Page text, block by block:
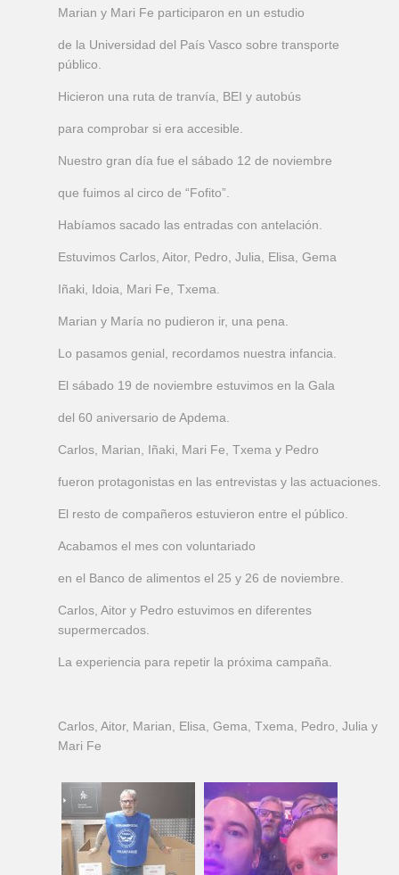
Marian y Mari Fe participaron en un estudio
de la Universidad del País Vasco sobre transporte
público.
Hicieron una ruta de tranvía, BEI y autobús
para comprobar si era accesible.
Nuestro gran día fue el sábado 12 de noviembre
que fuimos al circo de “Fofito”.
Habíamos sacado las entradas con antelación.
Estuvimos Carlos, Aitor, Pedro, Julia, Elisa, Gema
Iñaki, Idoia, Mari Fe, Txema.
Marian y María no pudieron ir, una pena.
Lo pasamos genial, recordamos nuestra infancia.
El sábado 19 de noviembre estuvimos en la Gala
del 60 aniversario de Apdema.
Carlos, Marian, Iñaki, Mari Fe, Txema y Pedro
fueron protagonistas en las entrevistas y las actuaciones.
El resto de compañeros estuvieron entre el público.
Acabamos el mes con voluntariado
en el Banco de alimentos el 25 y 26 de noviembre.
Carlos, Aitor y Pedro estuvimos en diferentes
supermercados.
La experiencia para repetir la próxima campaña.
Carlos, Aitor, Marian, Elisa, Gema, Txema, Pedro, Julia y
Mari Fe